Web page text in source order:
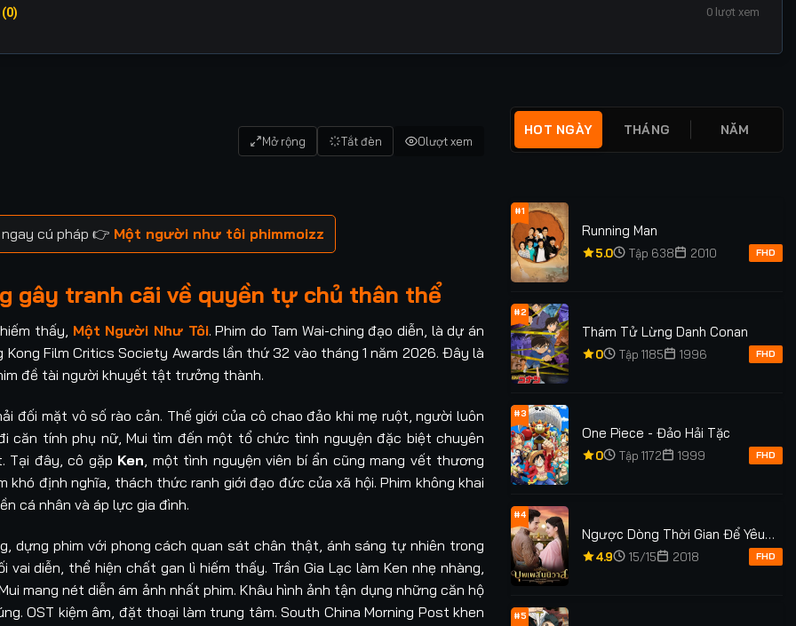
0 lượt xem
Mở rộng Tắt đèn 0lượt xem
ngay cú pháp 👉 Một người như tôi phimmoizz
gây tranh cãi về quyền tự chủ thân thể
thấy, Một Người Như Tôi. Phim do Tam Wai-ching đạo diễn, là dự án
Film Critics Society Awards lần thứ 32 vào tháng 1 năm 2026. Đây là
đề tài người khuyết tật trưởng thành.
đối mặt vô số rào cản. Thế giới của cô chao đảo khi mẹ ruột, người luôn
tính phụ nữ, Mui tìm đến một tổ chức tình nguyện đặc biệt chuyên
Tại đây, cô gặp Ken, một tình nguyện viên bí ẩn cũng mang vết thương
định nghĩa, thách thức ranh giới đạo đức của xã hội. Phim không khai
cá nhân và áp lực gia đình.
dựng phim với phong cách quan sát chân thật, ánh sáng tự nhiên trong
diễn, thể hiện chất gan lì hiếm thấy. Trần Gia Lạc làm Ken nhẹ nhàng,
mang nét diễn ám ảnh nhất phim. Khâu hình ảnh tận dụng những căn hộ
OST kiệm âm, đặt thoại làm trung tâm. South China Morning Post khen
HOT NGÀY THÁNG NĂM
#1
Running Man
5.0 Tập 638 2010 FHD
#2
Thám Tử Lừng Danh Conan
0 Tập 1185 1996 FHD
#3
One Piece - Đảo Hải Tặc
0 Tập 1172 1999 FHD
#4
Ngược Dòng Thời Gian Để Yêu
Anh Phần 1
4.9 15/15 2018 FHD
#5